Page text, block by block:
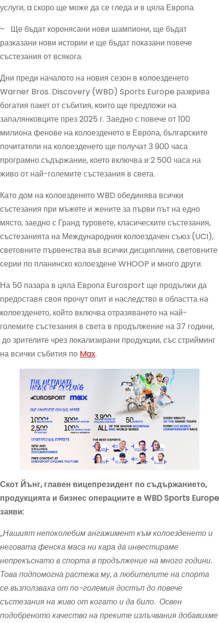
услуги, a скоро ще може да се гледа и в цяла Европа.
– Ще бъдат коронясани нови шампиони, ще бъдат
разказани нови истории и ще бъдат показани повече
състезания от всякога.
Дни преди началото на новия сезон в колоезденето
Warner Bros. Discovery (WBD) Sports Europe разкрива
богатия пакет от събития, които ще предложи на
запалянковците през 2025 г. Заедно с повече от 100
милиона фенове на колоезденето в Европа, българските
почитатели на колоезденето ще получат 3 900 часа
програмно съдържание, което включва и 2 500 часа на
живо от най-големите състезания в света.
Като дом на колоезденето WBD обединява всички
състезания при мъжете и жените за първи път на едно
място, заедно с Гранд туровете, класическите състезания,
състезанията на Международния колоездачен съюз (UCI),
световните първенства във всички дисциплини, световните
серии по планинско колоездене WHOOP и много други.
На 50 пазара в цяла Европа Eurosport ще продължи да
предоставя своя прочут опит и наследство в областта на
колоезденето, който включва отразяването на най-
големите състезания в света в продължение на 37 години,
до зрителите чрез локализирани продукции, със стрийминг
на всички събития по Max.
Скот Йънг, главен вицепрезидент по съдържанието,
продукцията и бизнес операциите в WBD Sports Europe
заяви:
„Нашият непоколебим ангажимент към колоезденето и
неговата фенска маса ни кара да инвестираме
непрекъснато в спорта в продължение на много години.
Това подпомогна растежа му, а любителите на спорта
се възползваха от по-големия достъп до повече
състезания на живо от когато и да било. Освен
подобреното качество на преките излъчвания добавихме